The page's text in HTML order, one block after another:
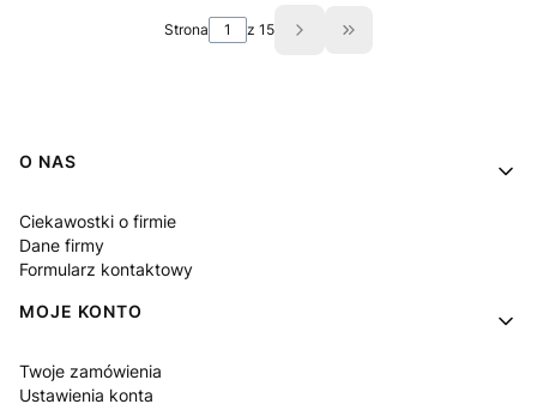
Strona z 15 Przejdź do ostatniej
Linki w stopce
O NAS
Ciekawostki o firmie
Dane firmy
Formularz kontaktowy
MOJE KONTO
Twoje zamówienia
Ustawienia konta